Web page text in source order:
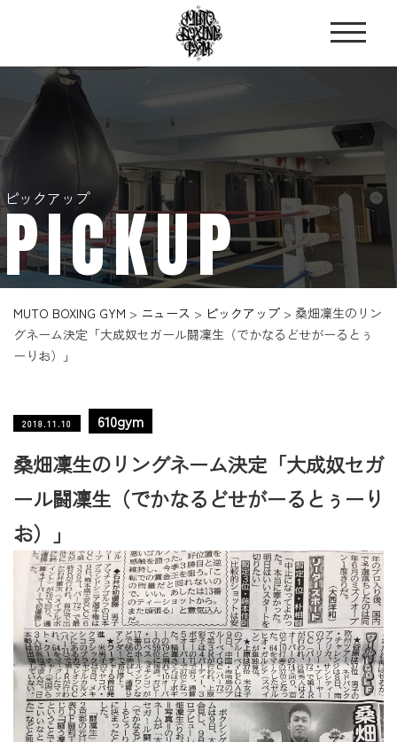
ピックアップ
PICKUP
MUTO BOXING GYM > ニュース > ピックアップ > 桑畑凜生のリン
グネーム決定「大成奴セガール闘凜生（でかなるどせがーるとぅ
ーりお）」
2018.11.10 610gym
桑畑凜生のリングネーム決定「大成奴セガ
ール闘凜生（でかなるどせがーるとぅーり
お）」